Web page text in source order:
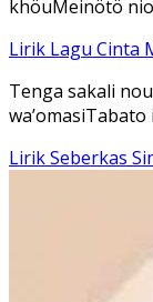
Ena’o natola
khomoUohe ia
Lirik Lagu